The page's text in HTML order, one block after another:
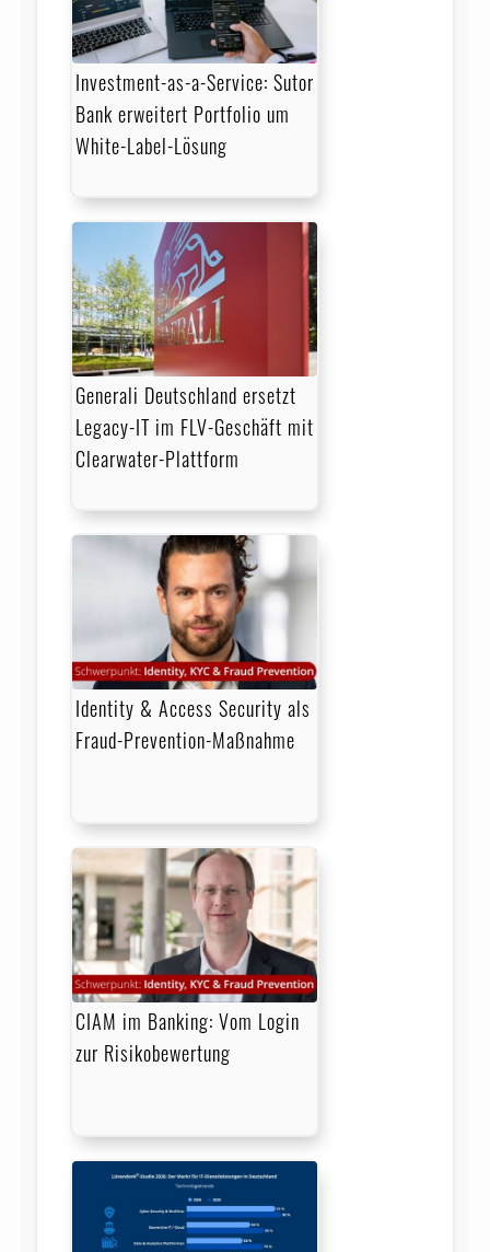
Investment-as-a-Service: Sutor
Bank erweitert Portfolio um
White-Label-Lösung
Generali Deutschland ersetzt
Legacy-IT im FLV-Geschäft mit
Clearwater-Plattform
Identity & Access Security als
Fraud-Prevention-Maßnahme
CIAM im Banking: Vom Login
zur Risikobewertung